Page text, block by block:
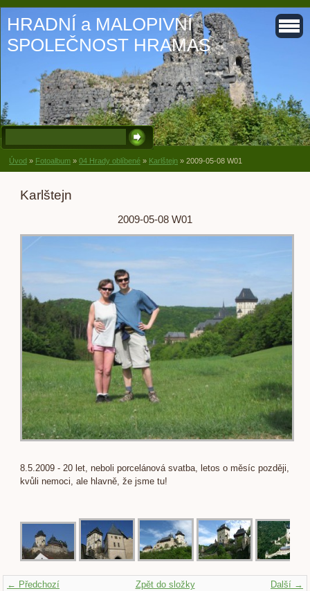
HRADNÍ a MALOPIVNÍ
SPOLEČNOST HRAMAS
Úvod » Fotoalbum » 04 Hrady oblíbené » Karlštejn » 2009-05-08 W01
Karlštejn
2009-05-08 W01
8.5.2009 - 20 let, neboli porcelánová svatba, letos o měsíc později,
kvůli nemoci, ale hlavně, že jsme tu!
← Předchozí Další →
Zpět do složky